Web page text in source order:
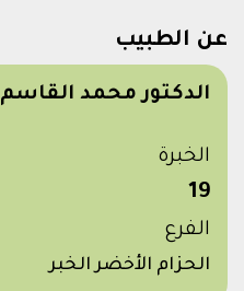
عن الطبيب
الدكتور محمد القاسم
الخبرة
19
الفرع
الحزام الأخضر الخبر